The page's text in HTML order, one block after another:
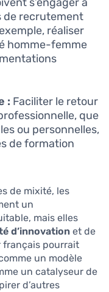
s’engager à
de recrutement
réaliser
homme-femme
: Faciliter le retour
que
ou personnelles,
de formation
de mixité, les
un
mais elles
d’innovation et de
français pourrait
un modèle
un catalyseur de
d’autres